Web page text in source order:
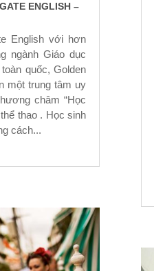
ENGLISH –
English với hơn
ngành Giáo dục
quốc, Golden
một trung tâm uy
châm “Học
thao . Học sinh
cách...